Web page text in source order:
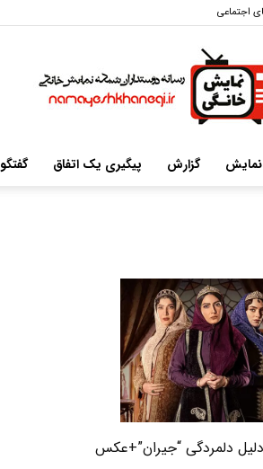
اجتماعی
خبری-
تحلیلی
نمایش گزارش پیگیری یک اتفاق گفتگو
دلمردگی “جیران”+عکس